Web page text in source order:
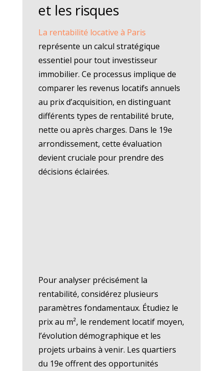
et les risques
La rentabilité locative à Paris
représente un calcul stratégique
essentiel pour tout investisseur
immobilier. Ce processus implique de
comparer les revenus locatifs annuels
au prix d’acquisition, en distinguant
différents types de rentabilité brute,
nette ou après charges. Dans le 19e
arrondissement, cette évaluation
devient cruciale pour prendre des
décisions éclairées.
Pour analyser précisément la
rentabilité, considérez plusieurs
paramètres fondamentaux. Étudiez le
prix au m², le rendement locatif moyen,
l’évolution démographique et les
projets urbains à venir. Les quartiers
du 19e offrent des opportunités